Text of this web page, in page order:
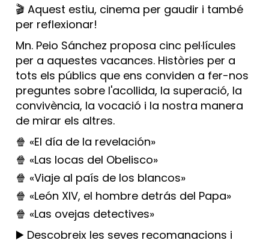
🎬 Aquest estiu, cinema per gaudir i també
per reflexionar!
Mn. Peio Sánchez proposa cinc pel·lícules
per a aquestes vacances. Històries per a
tots els públics que ens conviden a fer-nos
preguntes sobre l'acollida, la superació, la
convivència, la vocació i la nostra manera
de mirar els altres.
🍿 «El día de la revelación»
🍿 «Las locas del Obelisco»
🍿 «Viaje al país de los blancos»
🍿 «León XIV, el hombre detrás del Papa»
🍿 «Las ovejas detectives»
▶️ Descobreix les seves recomanacions i